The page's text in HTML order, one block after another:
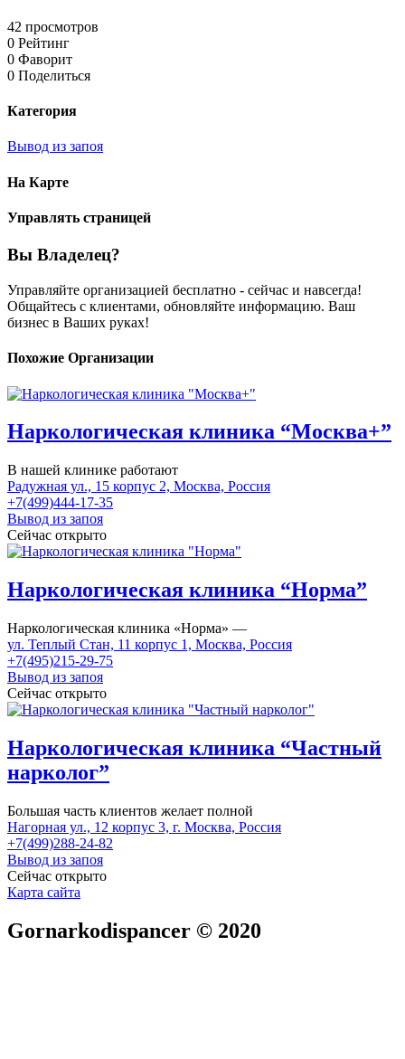
42 просмотров
0 Рейтинг
0 Фаворит
0 Поделиться
Категория
Вывод из запоя
На Карте
Управлять страницей
Вы Владелец?
Управляйте организацией бесплатно - сейчас и навсегда!
Общайтесь с клиентами, обновляйте информацию. Ваш
бизнес в Ваших руках!
Похожие Организации
Наркологическая клиника “Москва+”
В нашей клинике работают
Радужная ул., 15 корпус 2, Москва, Россия
+7(499)444-17-35
Вывод из запоя
Сейчас открыто
Наркологическая клиника “Норма”
Наркологическая клиника «Норма» —
ул. Теплый Стан, 11 корпус 1, Москва, Россия
+7(495)215-29-75
Вывод из запоя
Сейчас открыто
Наркологическая клиника “Частный
нарколог”
Большая часть клиентов желает полной
Нагорная ул., 12 корпус 3, г. Москва, Россия
+7(499)288-24-82
Вывод из запоя
Сейчас открыто
Карта сайта
Gornarkodispancer © 2020